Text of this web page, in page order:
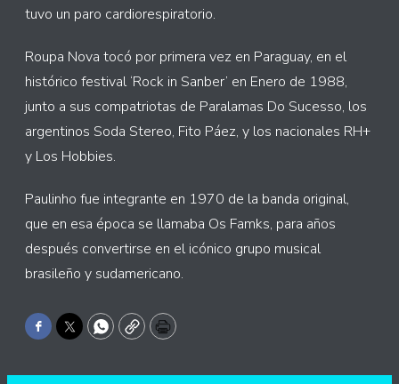
tuvo un paro cardiorespiratorio.
Roupa Nova tocó por primera vez en Paraguay, en el
histórico festival ‘Rock in Sanber’ en Enero de 1988,
junto a sus compatriotas de Paralamas Do Sucesso, los
argentinos Soda Stereo, Fito Páez, y los nacionales RH+
y Los Hobbies.
Paulinho fue integrante en 1970 de la banda original,
que en esa época se llamaba Os Famks, para años
después convertirse en el icónico grupo musical
brasileño y sudamericano.
Facebook
TwitterWhatsApp
CopyPrint